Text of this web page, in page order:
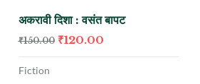
अकरावी दिशा : वसंत बापट
₹150.00 ₹120.00
Fiction